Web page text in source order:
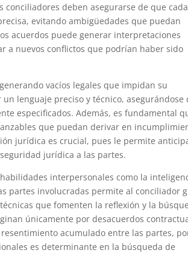
conciliadores deben asegurarse de que cada
evitando ambigüedades que puedan
acuerdos puede generar interpretaciones
a nuevos conflictos que podrían haber sido
vacíos legales que impidan su
lenguaje preciso y técnico, asegurándose
especificados. Además, es fundamental
que puedan derivar en
jurídica es crucial, pues le permite
jurídica a las partes.
interpersonales como la
partes involucradas permite al conciliador
que fomenten la reflexión y la
únicamente por desacuerdos
acumulado entre las partes,
es determinante en la búsqueda de